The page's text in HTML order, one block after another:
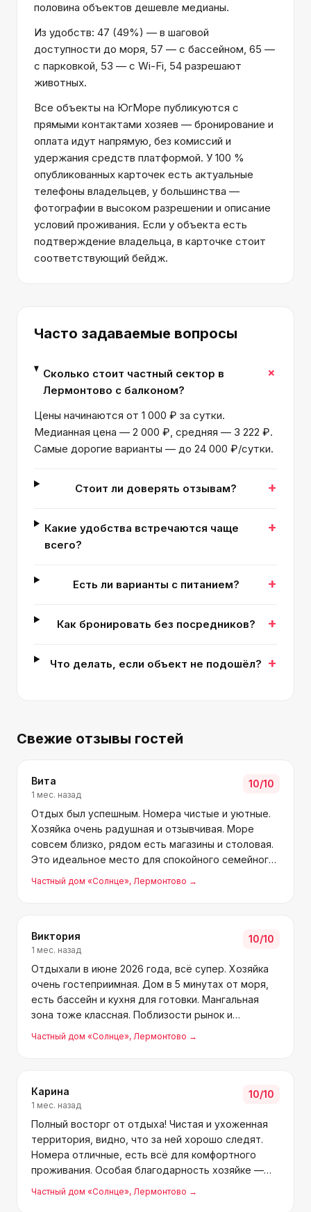
половина объектов дешевле медианы.
Из удобств: 47 (49%) — в шаговой
доступности до моря, 57 — с бассейном, 65 —
с парковкой, 53 — с Wi-Fi, 54 разрешают
животных.
Все объекты на ЮгМоре публикуются с
прямыми контактами хозяев — бронирование и
оплата идут напрямую, без комиссий и
удержания средств платформой. У 100 %
опубликованных карточек есть актуальные
телефоны владельцев, у большинства —
фотографии в высоком разрешении и описание
условий проживания. Если у объекта есть
подтверждение владельца, в карточке стоит
соответствующий бейдж.
Часто задаваемые вопросы
Сколько стоит частный сектор в
Лермонтово с балконом?
+
Цены начинаются от 1 000 ₽ за сутки.
Медианная цена — 2 000 ₽, средняя — 3 222 ₽.
Самые дорогие варианты — до 24 000 ₽/сутки.
Стоит ли доверять отзывам? +
Какие удобства встречаются чаще
всего?
+
Есть ли варианты с питанием? +
Как бронировать без посредников? +
Что делать, если объект не подошёл? +
Свежие отзывы гостей
Вита
1 мес. назад
10/10
Отдых был успешным. Номера чистые и уютные.
Хозяйка очень радушная и отзывчивая. Море
совсем близко, рядом есть магазины и столовая.
Это идеальное место для спокойного семейного
отдыха. Рекомендуем.
Частный дом «Солнце», Лермонтово →
Виктория
1 мес. назад
10/10
Отдыхали в июне 2026 года, всё супер. Хозяйка
очень гостеприимная. Дом в 5 минутах от моря,
есть бассейн и кухня для готовки. Мангальная
зона тоже классная. Поблизости рынок и
магазины "Магнит", "Пятёрочка", столовые.
Спасибо Инне за отличный приём!
Частный дом «Солнце», Лермонтово →
Карина
1 мес. назад
10/10
Полный восторг от отдыха! Чистая и ухоженная
территория, видно, что за ней хорошо следят.
Номера отличные, есть всё для комфортного
проживания. Особая благодарность хозяйке —
очень милая и отзывчивая женщина. Всё так
понравилось, не хотелось уезжать. Обязательно
Частный дом «Солнце», Лермонтово →